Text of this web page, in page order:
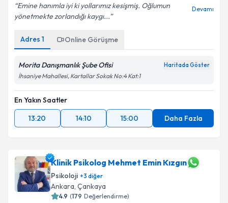
Kişisel verilerimin işlenmesine ilişkinAydınlatma
Metni'ni okudum ve kişisel verilerimin belirtilen
Emine hanımla iyi ki yollarımız kesişmiş. Oğlumun
yönetmekte zorlandığı kaygı...
Devamı
Adres 1 Online Görüşme
Morita Danışmanlık Şube Ofisi Haritada Göster
İhsaniye Mahallesi, Kartallar Sokak No:4 Kat:1
En Yakın Saatler
13:20
14:10 15:00 Daha Fazla
Klinik Psikolog Mehmet Emin Kızgın
Psikoloji +3 diğer
Ankara, Çankaya
4.9 (179 Değerlendirme)